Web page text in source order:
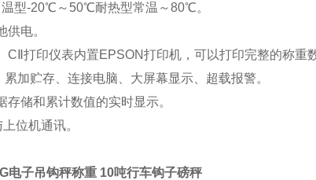
型-20℃～50℃耐热型常温～80℃。
电。
打印仪表内置EPSON打印机，可以打印完整的称重
累加贮存、连接电脑、大屏幕显示、超载报警。
存储和累计数值的实时显示。
位机通讯。
电子吊钩秤称重 10吨行车钩子磅秤